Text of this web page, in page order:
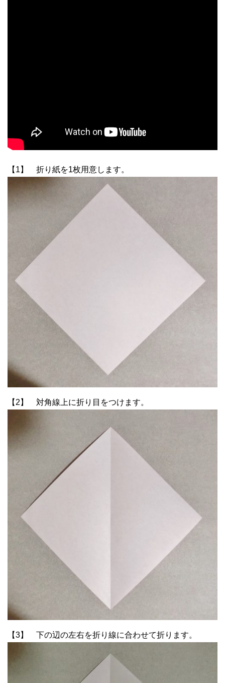
【1】 折り紙を1枚用意します。
【2】 対角線上に折り目をつけます。
【3】 下の辺の左右を折り線に合わせて折ります。